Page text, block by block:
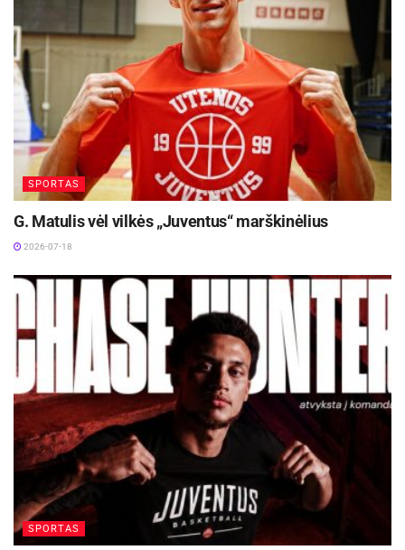
SPORTAS
G. Matulis vėl vilkės „Juventus“ marškinėlius
2026-07-18
SPORTAS